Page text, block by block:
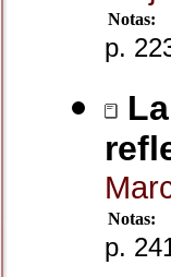
Notas:
p.
Notas:
p.